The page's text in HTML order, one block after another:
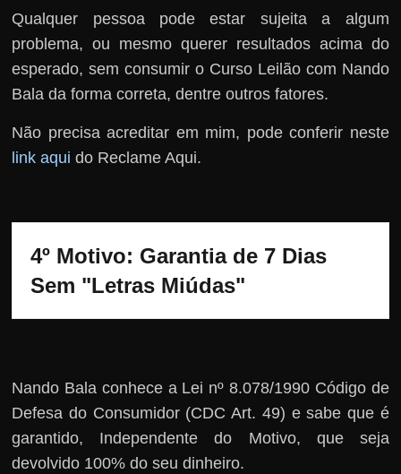
Qualquer pessoa pode estar sujeita a algum
problema, ou mesmo querer resultados acima do
esperado, sem consumir o Curso Leilão com Nando
Bala da forma correta, dentre outros fatores.
Não precisa acreditar em mim, pode conferir neste
link aqui do Reclame Aqui.
4º Motivo: Garantia de 7 Dias
Sem "Letras Miúdas"
Nando Bala conhece a Lei nº 8.078/1990 Código de
Defesa do Consumidor (CDC Art. 49) e sabe que é
garantido, Independente do Motivo, que seja
devolvido 100% do seu dinheiro.